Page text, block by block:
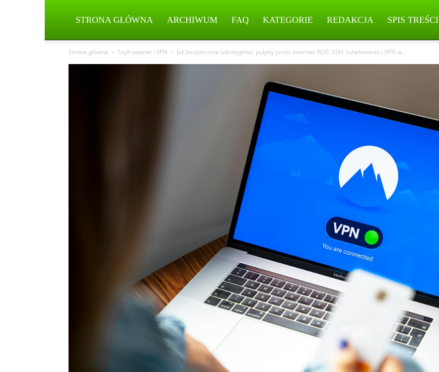
STRONA GŁÓWNA ARCHIWUM FAQ KATEGORIE REDAKCJA SPIS TREŚCI
Strona główna Szyfrowanie i VPN Jak bezpiecznie udostępniać pulpity przez internet: RDP, SSH, tunelowanie i VPN w...